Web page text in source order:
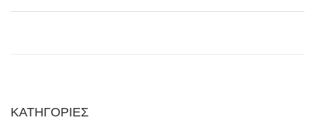
ΚΑΤΗΓΟΡΙΕΣ